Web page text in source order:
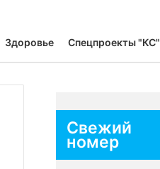
Здоровье Спецпроекты "КС"
Свежий
номер